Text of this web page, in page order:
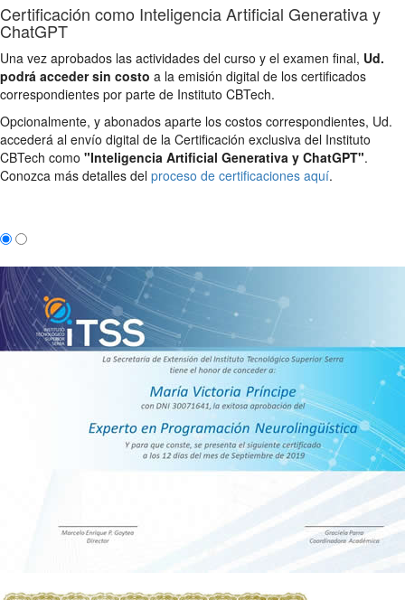
Certificación como Inteligencia Artificial Generativa y
ChatGPT
Una vez aprobados las actividades del curso y el examen final, Ud.
podrá acceder sin costo a la emisión digital de los certificados
correspondientes por parte de Instituto CBTech.
Opcionalmente, y abonados aparte los costos correspondientes, Ud.
accederá al envío digital de la Certificación exclusiva del Instituto
CBTech como "Inteligencia Artificial Generativa y ChatGPT".
Conozca más detalles del proceso de certificaciones aquí.